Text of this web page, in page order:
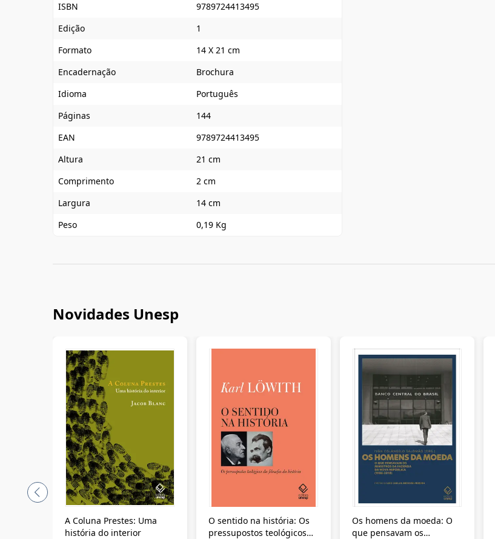
ISBN
9789724413495
Edição
1
Formato
14 X 21 cm
Encadernação
Brochura
Idioma
Português
Páginas
144
EAN
9789724413495
Altura
21 cm
Comprimento
2 cm
Largura
14 cm
Peso
0,19 Kg
Novidades Unesp
A Coluna Prestes: Uma
história do interior
O sentido na história: Os
pressupostos teológicos
Os homens da moeda: O
que pensavam os